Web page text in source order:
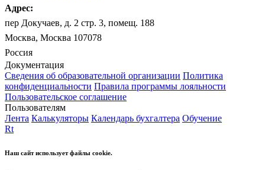
Адрес:
пер Докучаев, д. 2 стр. 3, помещ. 188
Москва, Москва 107078
Россия
Документация
Сведения об образовательной организации Политика
конфиденциальности Правила программы лояльности
Пользовательское соглашение
Пользователям
Лента Калькуляторы Календарь бухгалтера Обучение
Rt
Наш сайт использует файлы cookie.